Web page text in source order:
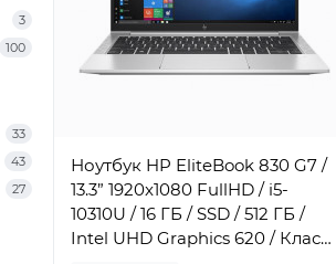
3
100
33
43
27
Ноутбук HP EliteBook 830 G7 /
13.3” 1920x1080 FullHD / i5-
10310U / 16 ГБ / SSD / 512 ГБ /
Intel UHD Graphics 620 / Класс